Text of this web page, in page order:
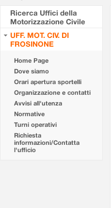
Ricerca Uffici della
Motorizzazione Civile
UFF. MOT. CIV. DI
FROSINONE
Home Page
Dove siamo
Orari apertura sportelli
Organizzazione e contatti
Avvisi all'utenza
Normative
Turni operativi
Richiesta
informazioni/Contatta
l'ufficio